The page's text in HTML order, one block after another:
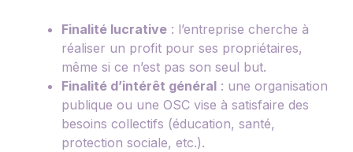
Finalité lucrative : l’entreprise cherche à
réaliser un profit pour ses propriétaires,
même si ce n’est pas son seul but.
Finalité d’intérêt général : une organisation
publique ou une OSC vise à satisfaire des
besoins collectifs (éducation, santé,
protection sociale, etc.).